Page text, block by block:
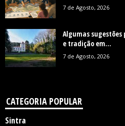
7 de Agosto, 2026
Algumas
e tradição em...
7 de Agosto, 2026
CATEGORIA POPULAR
Sintra